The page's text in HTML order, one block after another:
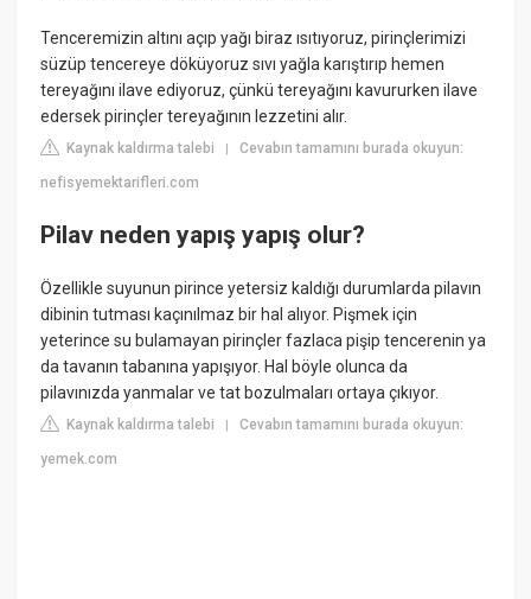
Tenceremizin altını açıp yağı biraz ısıtıyoruz, pirinçlerimizi
süzüp tencereye döküyoruz sıvı yağla karıştırıp hemen
tereyağını ilave ediyoruz, çünkü tereyağını kavururken ilave
edersek pirinçler tereyağının lezzetini alır.
Kaynak kaldırma talebi |Cevabın tamamını burada okuyun:
nefisyemektarifleri.com
Pilav neden yapış yapış olur?
Özellikle suyunun pirince yetersiz kaldığı durumlarda pilavın
dibinin tutması kaçınılmaz bir hal alıyor. Pişmek için
yeterince su bulamayan pirinçler fazlaca pişip tencerenin ya
da tavanın tabanına yapışıyor. Hal böyle olunca da
pilavınızda yanmalar ve tat bozulmaları ortaya çıkıyor.
Kaynak kaldırma talebi |Cevabın tamamını burada okuyun:
yemek.com